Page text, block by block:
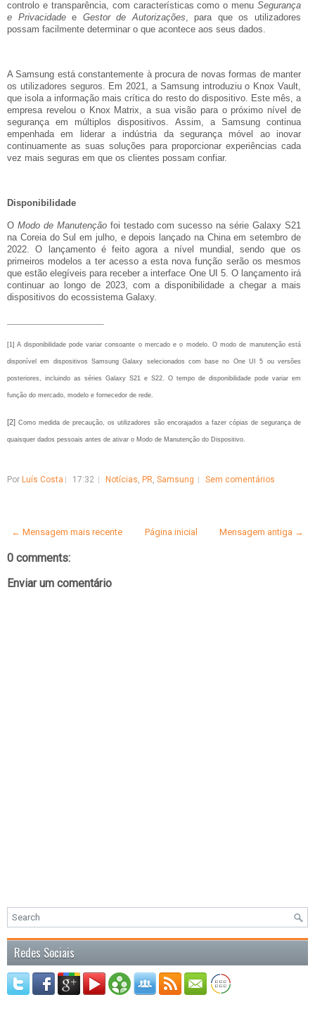
controlo e transparência, com características como o menu Segurança
e Privacidadee Gestor de Autorizações, para que os utilizadores
possam facilmente determinar o que acontece aos seus dados.
A Samsung está constantemente à procura de novas formas de manter
os utilizadores seguros. Em 2021, a Samsung introduziu o Knox Vault,
que isola a informação mais crítica do resto do dispositivo. Este mês, a
empresa revelou o Knox Matrix, a sua visão para o próximo nível de
segurança em múltiplos dispositivos. Assim, a Samsung continua
empenhada em liderar a indústria da segurança móvel ao inovar
continuamente as suas soluções para proporcionar experiências cada
vez mais seguras em que os clientes possam confiar.
Disponibilidade
O Modo de Manutenção foi testado com sucesso na série Galaxy S21
na Coreia do Sul em julho, e depois lançado na China em setembro de
2022. O lançamento é feito agora a nível mundial, sendo que os
primeiros modelos a ter acesso a esta nova função serão os mesmos
que estão elegíveis para receber a interface One UI 5. O lançamento irá
continuar ao longo de 2023, com a disponibilidade a chegar a mais
dispositivos do ecossistema Galaxy.
[1] A disponibilidade pode variar consoante o mercado e o modelo. O modo de manutenção está
disponível em dispositivos Samsung Galaxy selecionados com base no One UI 5 ou versões
posteriores, incluindo as séries Galaxy S21 e S22. O tempo de disponibilidade pode variar em
função do mercado, modelo e fornecedor de rede.
[2] Como medida de precaução, os utilizadores são encorajados a fazer cópias de segurança de
quaisquer dados pessoais antes de ativar o Modo de Manutenção do Dispositivo.
Por Luís Costa 17:32 Notícias PR Samsung Sem comentários
← Mensagem mais recente Mensagem antiga →
Página inicial
0 comments:
Enviar um comentário
Redes Sociais